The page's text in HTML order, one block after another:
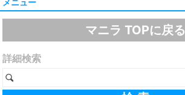
マニラ TOPに戻る
詳細検索